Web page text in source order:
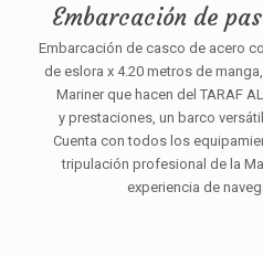
Embarcación de
Embarcación de casco de acero
de eslora x 4.20 metros de
Mariner que hacen del TARAF
y prestaciones, un barco
Cuenta con todos los
tripulación profesional de la
experiencia de